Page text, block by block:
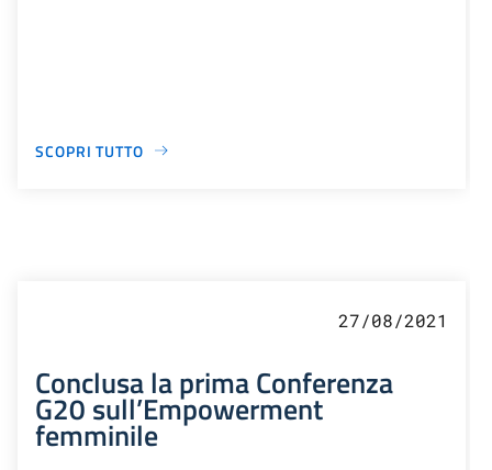
SCOPRI TUTTO
27/08/2021
Conclusa la prima Conferenza
G20 sull’Empowerment
femminile